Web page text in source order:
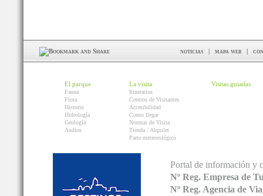
noticias mapa web
El parque
Fauna
Flora
Historia
Hidrología
Geología
Audios
La visita
Itinerarios
Centros de Visitantes
Accesibilidad
Como llegar
Normas de Visita
Tienda / Alquiler
Parte meteorológico
Visitas guiadas
Portal de información y
Nº Reg. Empresa de
Nº Reg. Agencia de